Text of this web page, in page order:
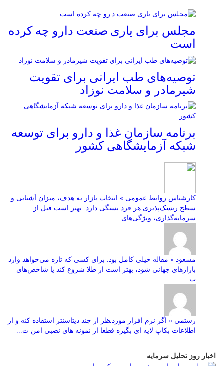
مجلس برای یاری صنعت دارو چه کرده
است
توصیه‌های طب ایرانی برای تقویت
شیرمادر و سلامت نوزاد
برنامه سازمان غذا و دارو برای توسعه
شبکه آزمایشگاهی کشور
کارشناس روابط عمومی » انتخاب بازار به هدف، میزان آشنایی و
سطح ریسک‌پذیری هر فرد بستگی دارد. بهتر است قبل از
سرمایه‌گذاری، ویژگی‌های...
مسعود » مقاله خیلی کامل بود. برای کسی که تازه می‌خواهد وارد
بازارهای جهانی شود، بهتر است از طلا شروع کند یا شاخص‌های
ب...
رستمی » اگر نرم افزار موردنظر از چند دیتاسنتر استفاده کنه و از
اطلاعات بکاپ لایه ای بگیره قطعا از نمونه های نصبی امن ت...
اخبار روز تحلیل سرمایه